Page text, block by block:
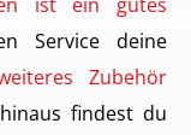
Service deine
Zubehör
findest du